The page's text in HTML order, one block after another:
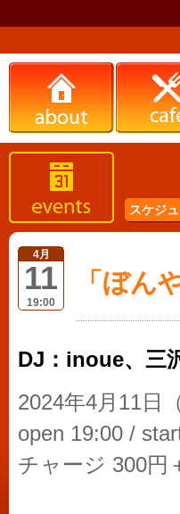
スケジ
4月
11
19:00
「ぼん
DJ：inoue、三
2024年4月11日
open 19:00 /
チャージ 300円